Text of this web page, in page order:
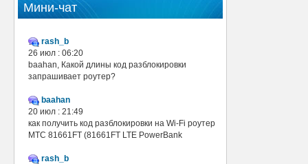
Мини-чат
rash_b
26 июл : 06:20
baahan, Какой длины код разблокировки
запрашивает роутер?
baahan
20 июл : 21:49
как получить код разблокировки на Wi-Fi роутер
МТС 81661FT (81661FT LTE PowerBank
rash_b